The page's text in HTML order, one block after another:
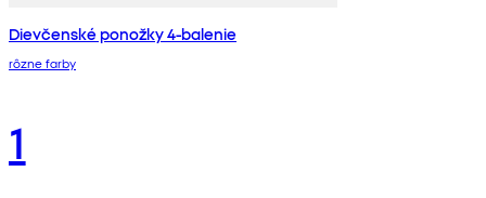
Dievčenské ponožky 4-balenie
rôzne farby
1